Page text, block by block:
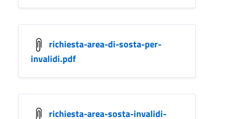
richiesta-area-di-sosta-per-
invalidi.pdf
richiesta-area-sosta-invalidi-